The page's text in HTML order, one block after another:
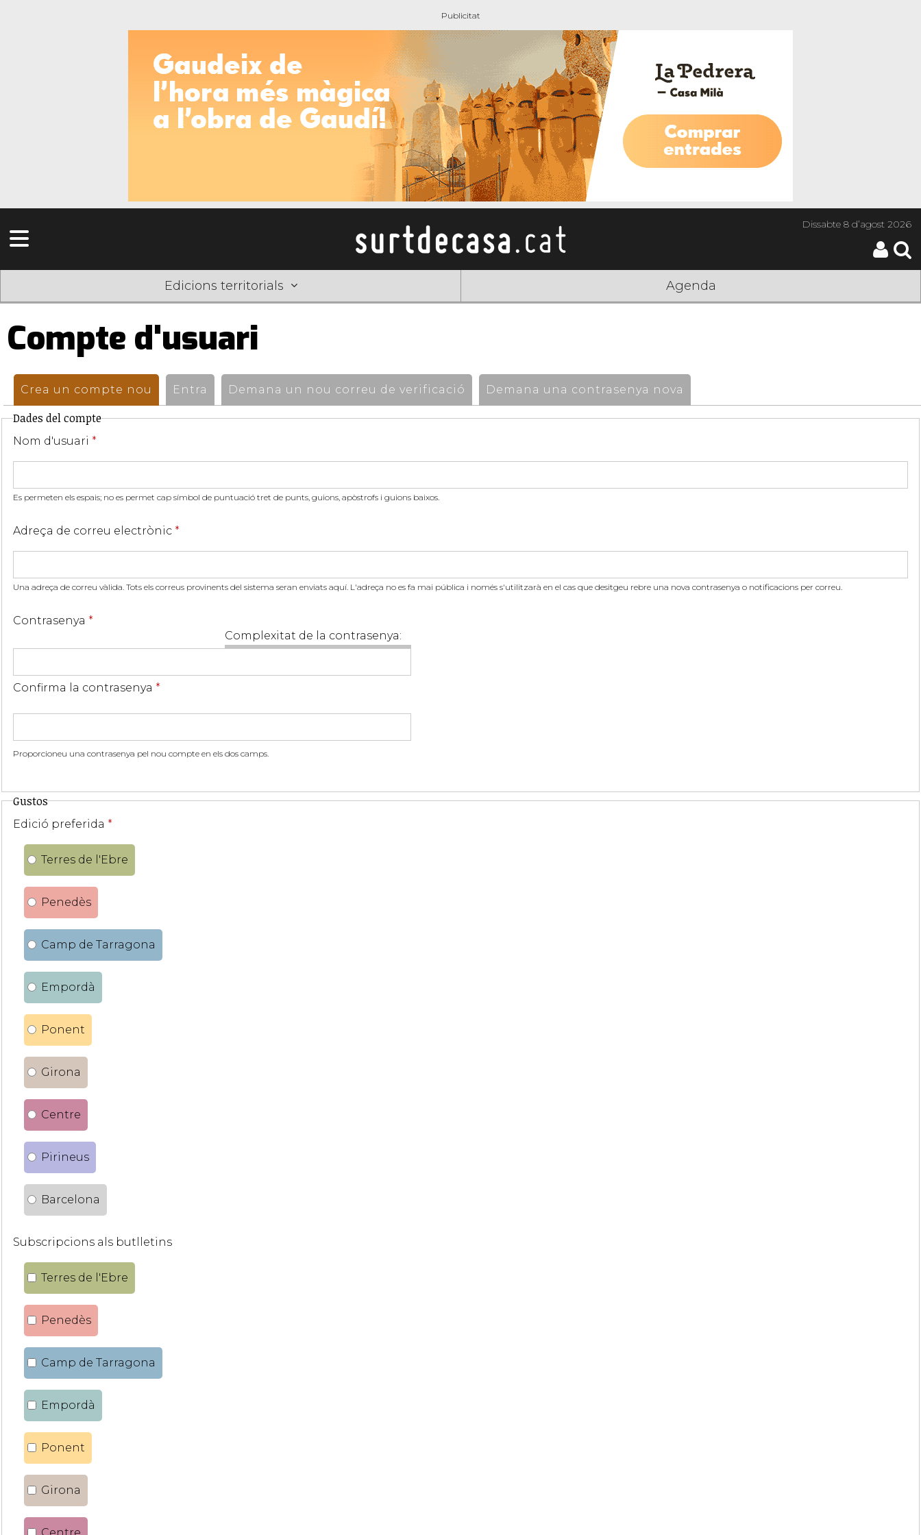
Dissabte8 d’agost 2026
Edicions territorials Agenda
Compte d'usuari
Pestanyes
primàries
Crea un compte nou (pestanya activa)
Entra Demana un nou correu de verificació Demana una contrasenya nova
Dades del compte
Nom d'usuari *
Es permeten els espais; no es permet cap símbol de puntuació tret de punts, guions, apòstrofs i guions baixos.
Adreça de correu electrònic *
Una adreça de correu vàlida. Tots els correus provinents del sistema seran enviats aquí. L'adreça no es fa mai pública i només s'utilitzarà en el cas que desitgeu rebre una nova contrasenya o notificacions per correu.
Complexitat de la contrasenya:
Contrasenya *
Confirma la contrasenya *
Proporcioneu una contrasenya pel nou compte en els dos camps.
Gustos
Edició preferida *
Terres de l'Ebre
Penedès
Camp de Tarragona
Empordà
Ponent
Girona
Centre
Pirineus
Barcelona
Subscripcions als butlletins
Terres de l'Ebre
Penedès
Camp de Tarragona
Empordà
Ponent
Girona